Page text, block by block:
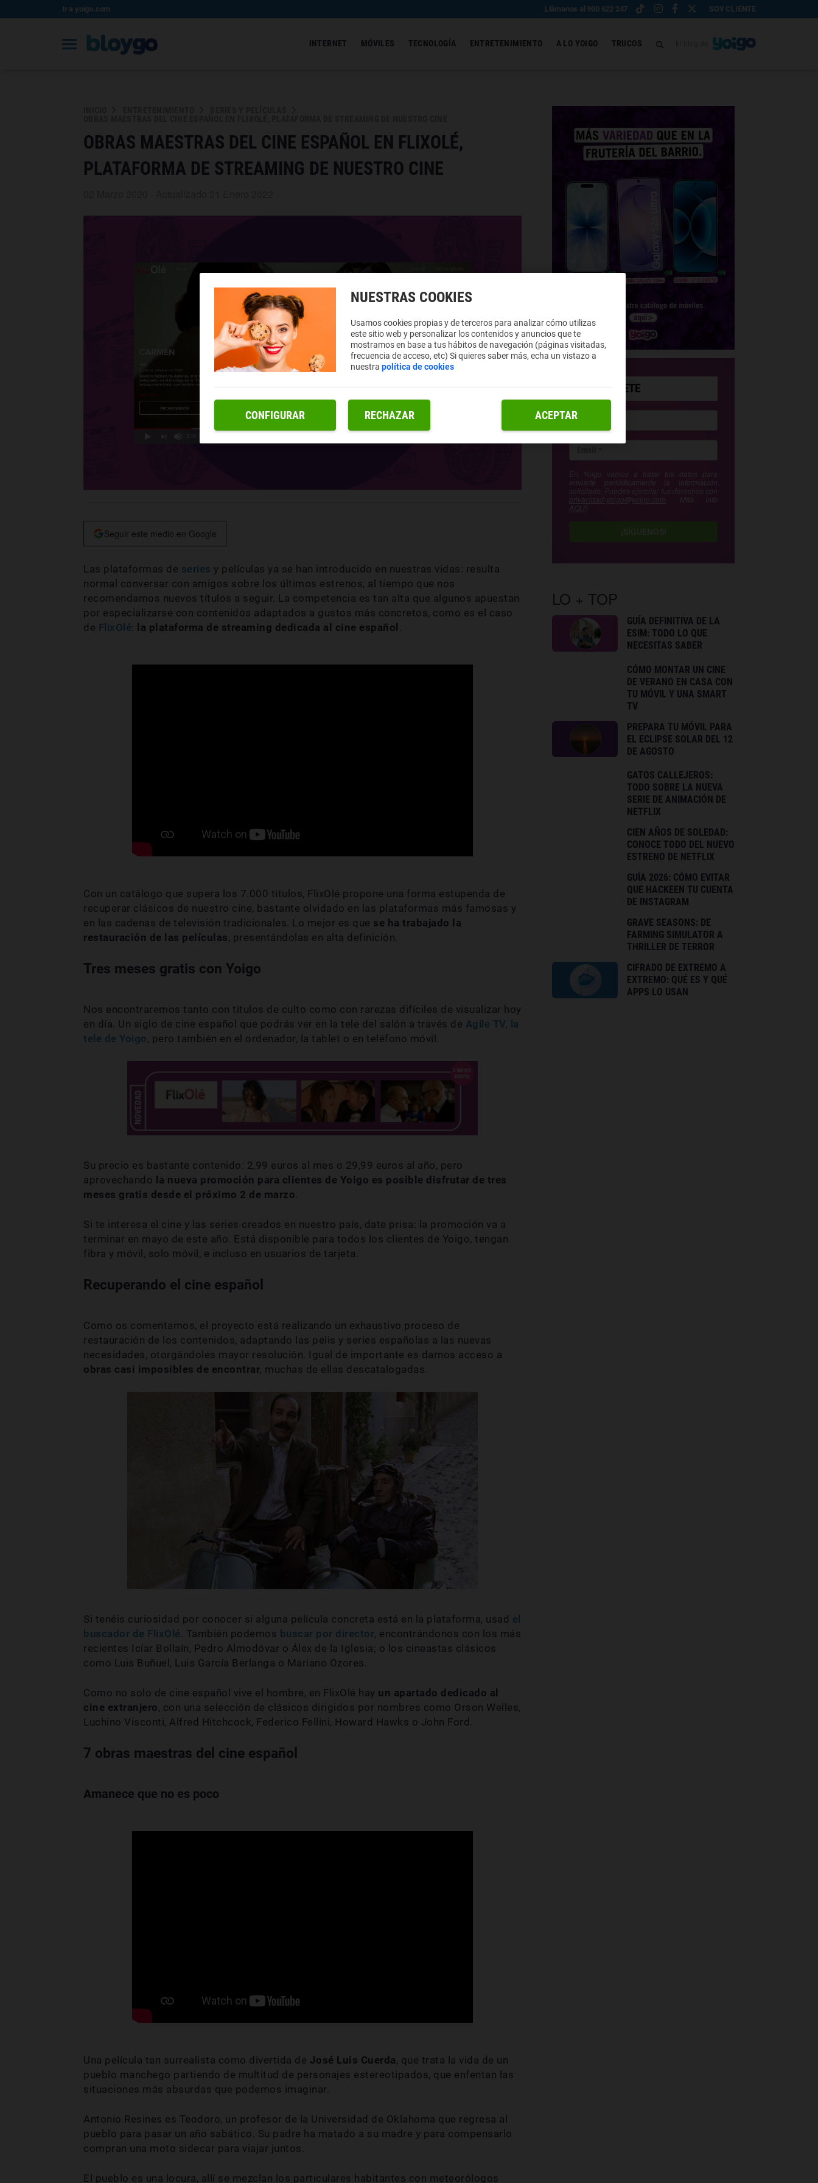
Ir a yoigo.com Llámanos al 900 622 247 SOY CLIENTE
INTERNET MÓVILES TECNOLOGÍA ENTRETENIMIENTO A LO YOIGO TRUCOS
OBRAS MAESTRAS DEL CINE ESPAÑOL EN FLIXOLÉ,
PLATAFORMA DE STREAMING DE NUESTRO CINE
Seguir este medio en Google
Las plataformas de series y películas ya se han introducido en nuestras vidas: resulta
normal conversar con amigos sobre los últimos estrenos, al tiempo que nos
recomendamos nuevos títulos a seguir. La competencia es tan alta que algunos apuestan
por especializarse con contenidos adaptados a gustos más concretos, como es el caso
de FlixOlé: la plataforma de streaming dedicada al cine español
Con un catálogo que supera los 7.000 títulos, FlixOlé propone una forma estupenda de
recuperar clásicos de nuestro cine, bastante olvidado en las plataformas más famosas y
en las cadenas de televisión tradicionales. Lo mejor es que se ha trabajado la
restauración de las películas, presentándolas en alta definición.
Tres meses gratis con Yoigo
Nos encontraremos tanto con títulos de culto como con rarezas difíciles de visualizar hoy
en día. Un siglo de cine español que podrás ver en la tele del salón a través de Agile TV, la
tele de Yoigo, pero también en el ordenador, la tablet o en teléfono móvil.
Su precio es bastante contenido: 2,99 euros al mes o 29,99 euros al año, pero
aprovechando la nueva promoción para clientes de Yoigo es posible disfrutar de tres
meses gratis desde el próximo 2 de marzo
Si te interesa el cine y las series creados en nuestro país, date prisa: la promoción va a
terminar en mayo de este año. Está disponible para todos los clientes de Yoigo, tengan
fibra y móvil, solo móvil, e incluso en usuarios de tarjeta.
Recuperando el cine español
Como os comentamos, el proyecto está realizando un exhaustivo proceso de
restauración de los contenidos, adaptando las pelis y series españolas a las nuevas
necesidades, otorgándoles mayor resolución. Igual de importante es darnos acceso a
obras casi imposibles de encontrar, muchas de ellas descatalogadas.
Si tenéis curiosidad por conocer si alguna película concreta está en la plataforma, usad el
buscador de FlixOlé . También podemos buscar por director, encontrándonos con los más
recientes Icíar Bollaín, Pedro Almodóvar o Álex de la Iglesia; o los cineastas clásicos
como Luis Buñuel, Luis García Berlanga o Mariano Ozores.
Como no solo de cine español vive el hombre, en FlixOlé hay un apartado dedicado al
cine extranjero, con una selección de clásicos dirigidos por nombres como Orson Welles,
Luchino Visconti, Alfred Hitchcock, Federico Fellini, Howard Hawks o John Ford.
7 obras maestras del cine español
Amanece que no es poco
Una película tan surrealista como divertida de José Luis Cuerda, que trata la vida de un
pueblo manchego partiendo de multitud de personajes estereotipados, que enfentan las
situaciones más absurdas que podemos imaginar.
Antonio Resines es Teodoro, un profesor de la Universidad de Oklahoma que regresa al
pueblo para pasar un año sabático. Su padre ha matado a su madre y para compensarlo
compran una moto sidecar para viajar juntos.
El pueblo es una locura, allí se mezclan los particulares habitantes con meteorólogos
SUSCRÍBETE
En Yoigo vamos a tratar tus datos para
enviarte periódicamente la información
solicitada. Puedes ejercitar tus derechos con
privacidad-yoigo@yoigo.com . Más Info
AQUÍ
¡SÍGUENOS!
LO + TOP
GUÍA DEFINITIVA DE LA
ESIM: TODO LO QUE
NECESITAS SABER
CÓMO MONTAR UN CINE
DE VERANO EN CASA CON
TU MÓVIL Y UNA SMART
TV
PREPARA TU MÓVIL PARA
EL ECLIPSE SOLAR DEL 12
DE AGOSTO
GATOS CALLEJEROS:
TODO SOBRE LA NUEVA
SERIE DE ANIMACIÓN DE
NETFLIX
CIEN AÑOS DE SOLEDAD:
CONOCE TODO DEL NUEVO
ESTRENO DE NETFLIX
GUÍA 2026: CÓMO EVITAR
QUE HACKEEN TU CUENTA
DE INSTAGRAM
GRAVE SEASONS: DE
FARMING SIMULATOR A
THRILLER DE TERROR
CIFRADO DE EXTREMO A
EXTREMO: QUÉ ES Y QUÉ
APPS LO USAN
NUESTRAS COOKIES
Usamos cookies propias y de terceros para analizar cómo utilizas
este sitio web y personalizar los contenidos y anuncios que te
mostramos en base a tus hábitos de navegación (páginas visitadas,
frecuencia de acceso, etc) Si quieres saber más, echa un vistazo a
nuestrapolítica de cookies
RECHAZAR ACEPTAR
CONFIGURAR